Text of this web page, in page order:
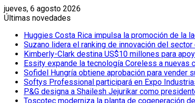
jueves, 6 agosto 2026
Últimas novedades
Huggies Costa Rica impulsa la promoción de la
Suzano lidera el ranking de innovación del
Kimberly-Clark destina US$10 millones para
Essity expande la tecnología Coreless a nuevas
Sofidel Hungría obtiene aprobación para vender
Softys Professional participará en Expo
P&G designa a Shailesh Jejurikar como
Toscotec moderniza la planta de cogeneración